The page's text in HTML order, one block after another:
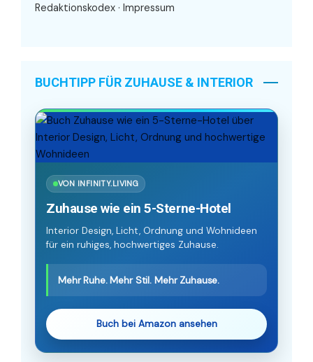
Redaktionskodex · Impressum
BUCHTIPP FÜR ZUHAUSE & INTERIOR
VON INFINITY.LIVING
Zuhause wie ein 5-Sterne-Hotel
Interior Design, Licht, Ordnung und Wohnideen
für ein ruhiges, hochwertiges Zuhause.
Mehr Ruhe. Mehr Stil. Mehr Zuhause.
Buch bei Amazon ansehen